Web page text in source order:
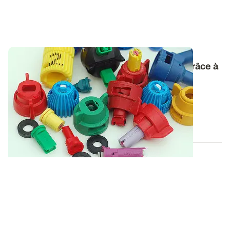
Buses à injection d'air : moins de dérive grâce à
des gouttelettes plus grosses
Les buses à injection d'air réduisent la dérive en
augmentant la taille des gouttelettes...
30 OCT. 2019